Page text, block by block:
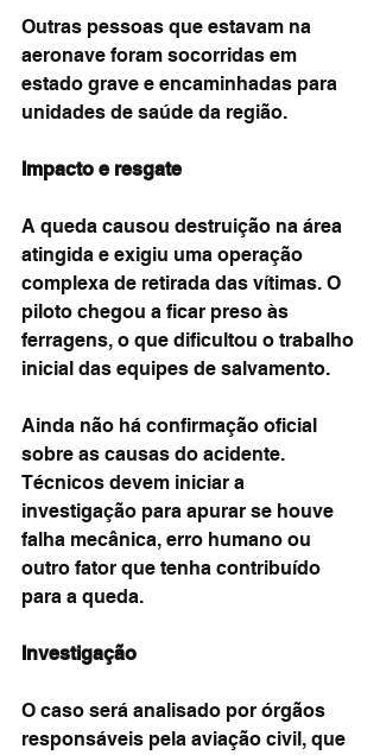
Outras pessoas que estavam na
aeronave foram socorridas em
estado grave e encaminhadas para
unidades de saúde da região.
Impacto e resgate
A queda causou destruição na área
atingida e exigiu uma operação
complexa de retirada das vítimas. O
piloto chegou a ficar preso às
ferragens, o que dificultou o trabalho
inicial das equipes de salvamento.
Ainda não há confirmação oficial
sobre as causas do acidente.
Técnicos devem iniciar a
investigação para apurar se houve
falha mecânica, erro humano ou
outro fator que tenha contribuído
para a queda.
Investigação
O caso será analisado por órgãos
responsáveis pela aviação civil, que